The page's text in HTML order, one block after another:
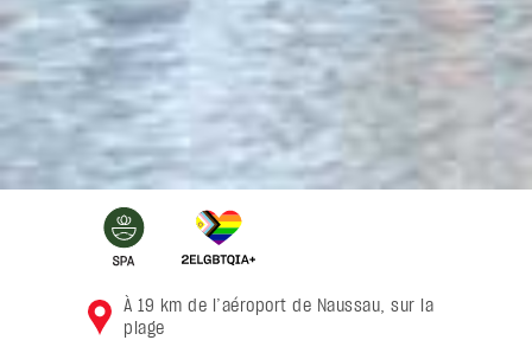
À 19 km de l’aéroport de Naussau, sur la
plage